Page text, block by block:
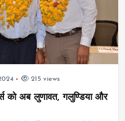
215 views
को अब लुणावत, गलुण्डिया और